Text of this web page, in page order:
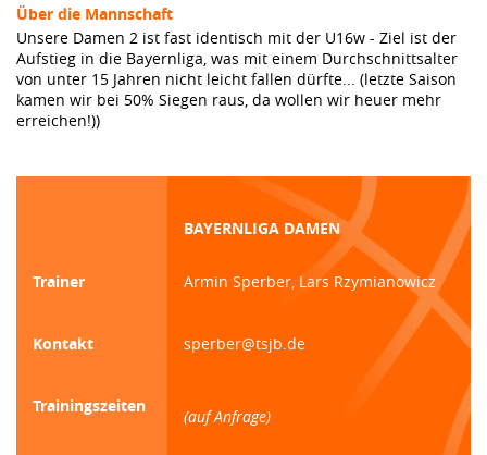
Über die Mannschaft
Unsere Damen 2 ist fast identisch mit der U16w - Ziel ist der
Aufstieg in die Bayernliga, was mit einem Durchschnittsalter
von unter 15 Jahren nicht leicht fallen dürfte... (letzte Saison
kamen wir bei 50% Siegen raus, da wollen wir heuer mehr
erreichen!))
BAYERNLIGA DAMEN
Trainer Armin Sperber, Lars Rzymianowicz
Kontakt sperber@tsjb.de
Trainingszeiten
(auf Anfrage)